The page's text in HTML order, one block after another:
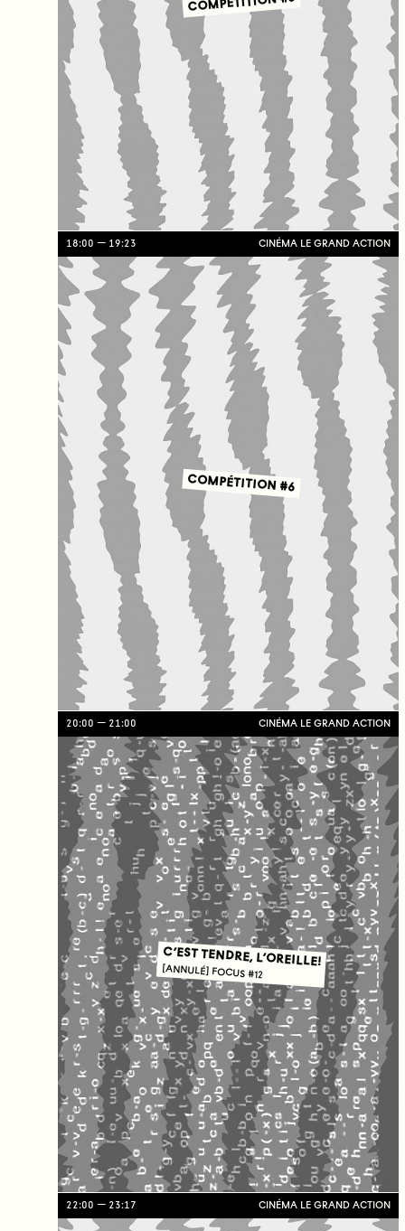
18:00 19:23 CINÉMA LE GRAND ACTION
COMPÉTITION #6
20:00 21:00 CINÉMA LE GRAND ACTION
C’EST TENDRE, L’OREILLE!
[ANNULÉ] FOCUS #12
22:00 23:17 CINÉMA LE GRAND ACTION